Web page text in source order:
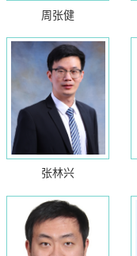
周张健
张林兴